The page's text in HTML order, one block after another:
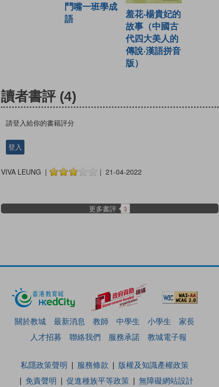
鬥嘴一班學成
語
羞花‧楊貴妃的
故事（中國古
代四大美人的
傳說‧漢語拼音
版）
讀者書評 (4)
請登入給你的書籍評分
登入
VIVA LEUNG | | 21-04-2022
更多書評 3
關於教城 最新消息 教師 中學生 小學生
家長
人才招募
聯絡我們 服務承諾 教城電子報
私隱政策聲明 服務條款
版權及知識產權政策
免責聲明
促進種族平等政策 無障礙網站設計